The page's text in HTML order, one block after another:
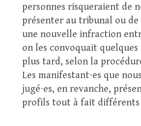
personnes risqueraient de
présenter au tribunal ou
une nouvelle infraction
on les convoquait quelques
plus tard, selon la
Les manifestant⋅es que
jugé⋅es, en revanche,
profils tout à fait différents